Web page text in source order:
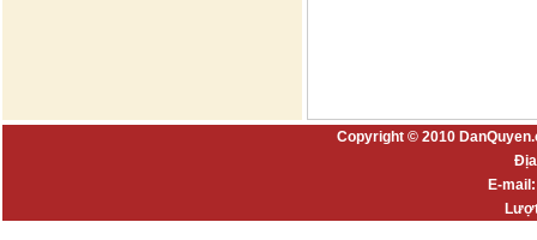
Copyright © 2010
E-